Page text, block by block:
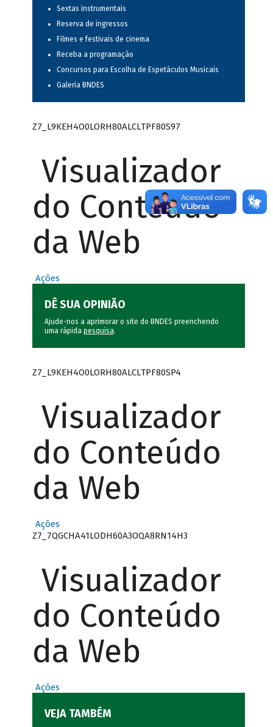
Sextas instrumentais
Reserva de ingressos
Filmes e festivais de cinema
Receba a programação
Concursos para Escolha de Espetáculos Musicais
Galeria BNDES
Z7_L9KEH4O0LORH80ALCLTPF80S97
Visualizador
do Conteúdo
da Web
Ações
DÊ SUA OPINIÃO
Ajude-nos a aprimorar o site do BNDES preenchendo
uma rápida pesquisa.
Z7_L9KEH4O0LORH80ALCLTPF80SP4
Visualizador
do Conteúdo
da Web
Ações
Z7_7QGCHA41LODH60A3OQA8RN14H3
Visualizador
do Conteúdo
da Web
Ações
VEJA TAMBÉM